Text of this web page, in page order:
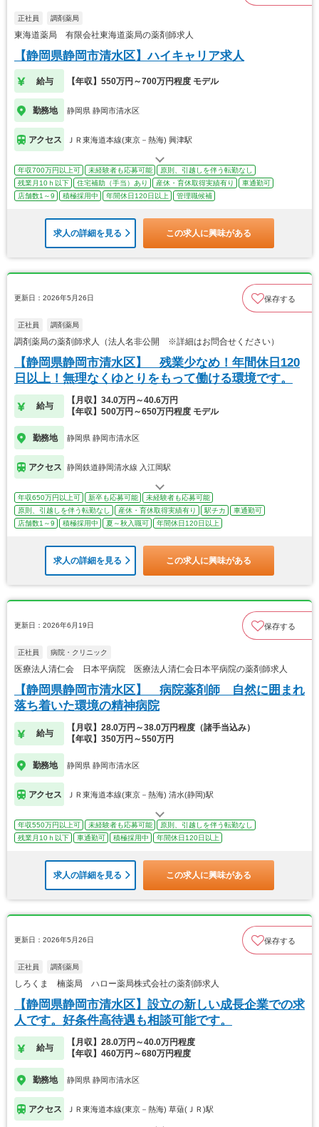
正社員 調剤薬局
東海道薬局 有限会社東海道薬局の薬剤師求人
【静岡県静岡市清水区】ハイキャリア求人
給与 【年収】550万円～700万円程度 モデル
勤務地 静岡県 静岡市清水区
アクセス ＪＲ東海道本線(東京－熱海) 興津駅
年収700万円以上可 未経験者も応募可能
原則、引越しを伴う転勤なし
残業月10ｈ以下
住宅補助（手当）あり 産休・育休取得実績有り
車通勤可
店舗数1～9
積極採用中 年間休日120日以上 管理職候補
求人の詳細を見る この求人に興味がある
更新日：2026年5月26日 保存する
正社員 調剤薬局
調剤薬局の薬剤師求人（法人名非公開 ※詳細はお問合せください）
【静岡県静岡市清水区】 残業少なめ！年間休日120
日以上！無理なくゆとりをもって働ける環境です。
給与
【月収】34.0万円～40.6万円
【年収】500万円～650万円程度 モデル
勤務地 静岡県 静岡市清水区
アクセス 静岡鉄道静岡清水線 入江岡駅
年収650万円以上可 新卒も応募可能
未経験者も応募可能
原則、引越しを伴う転勤なし
産休・育休取得実績有り 駅チカ
車通勤可
店舗数1～9
積極採用中 夏～秋入職可 年間休日120日以上
求人の詳細を見る この求人に興味がある
更新日：2026年6月19日 保存する
正社員 病院・クリニック
医療法人清仁会 日本平病院 医療法人清仁会日本平病院の薬剤師求人
【静岡県静岡市清水区】 病院薬剤師 自然に囲まれ
落ち着いた環境の精神病院
給与
【月収】28.0万円～38.0万円程度（諸手当込み）
【年収】350万円～550万円
勤務地 静岡県 静岡市清水区
アクセス ＪＲ東海道本線(東京－熱海) 清水(静岡)駅
年収550万円以上可 未経験者も応募可能
原則、引越しを伴う転勤なし
残業月10ｈ以下
車通勤可 積極採用中 年間休日120日以上
求人の詳細を見る この求人に興味がある
更新日：2026年5月26日 保存する
正社員 調剤薬局
しろくま 楠薬局 ハロー薬局株式会社の薬剤師求人
【静岡県静岡市清水区】設立の新しい成長企業での求
人です。好条件高待遇も相談可能です。
給与
【月収】28.0万円～40.0万円程度
【年収】460万円～680万円程度
勤務地 静岡県 静岡市清水区
アクセス ＪＲ東海道本線(東京－熱海) 草薙(ＪＲ)駅